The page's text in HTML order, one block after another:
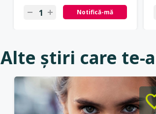
Notifică-mă
Alte știri care te-